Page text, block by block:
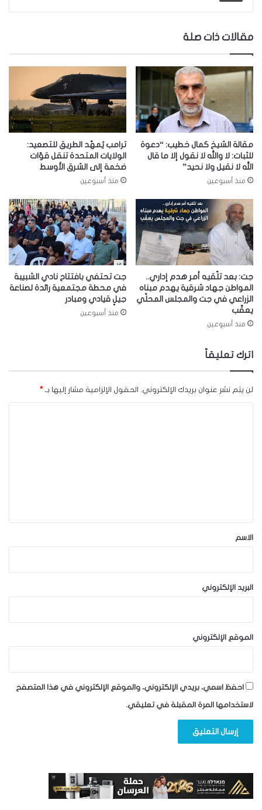
مقالات ذات صلة
مقالة الشيخ كمال خطيب: “دعوة
للثبات: لا والله لا نقول إلا ما قال
الله لا نقيل ولا نحيد”
منذ أسبوعين
ترامب يُمهّد الطريق للتصعيد:
الولايات المتحدة تنقل قوّات
ضخمة إلى الشرق الأوسط
منذ أسبوعين
جت: بعد تلّقيه أمر هدم إداري..
المواطن جهاد شرقية يهدم مبناه
الزراعي في جت والمجلس المحلّي
يعقّب
منذ أسبوعين
جت تحتفي بافتتاح نادي الشبيبة
في محطة مجتمعية رائدة لصناعة
جيلٍ قيادي ومبادر
منذ أسبوعين
اترك تعليقاً
لن يتم نشر عنوان بريدك الإلكتروني. الحقول الإلزامية مشار إليها بـ *
*الاسم
البريد الإلكتروني
الموقع الإلكتروني
احفظ اسمي، بريدي الإلكتروني، والموقع الإلكتروني في هذا المتصفح
لاستخدامها المرة المقبلة في تعليقي.